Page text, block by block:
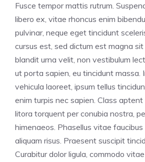
Fusce tempor mattis rutrum.
libero ex, vitae rhoncus enim
pulvinar, neque eget tincidunt
cursus est, sed dictum est magna
blandit urna velit, non vestibulum
ut porta sapien, eu tincidunt massa.
vehicula laoreet, ipsum tellus
enim turpis nec sapien. Class
litora torquent per conubia nostra,
himenaeos. Phasellus vitae
aliquam risus. Praesent suscipit
Curabitur dolor ligula, commodo